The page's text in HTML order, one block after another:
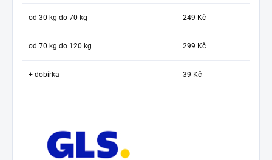
od 30 kg do 70 kg 249 Kč
od 70 kg do 120 kg 299 Kč
+ dobírka 39 Kč